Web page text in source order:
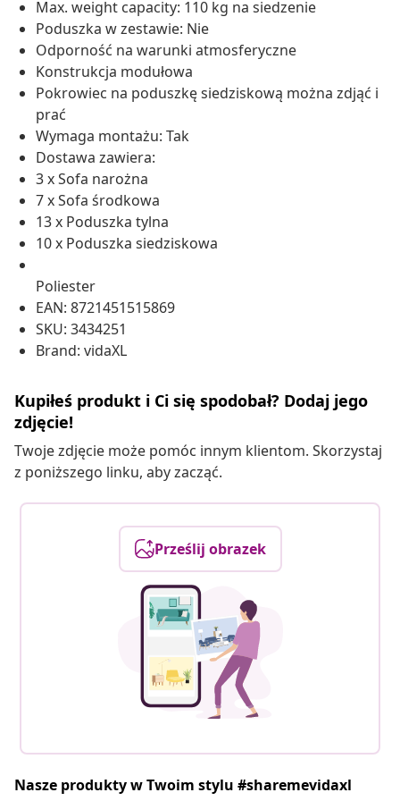
Max. weight capacity: 110 kg na siedzenie
Poduszka w zestawie: Nie
Odporność na warunki atmosferyczne
Konstrukcja modułowa
Pokrowiec na poduszkę siedziskową można zdjąć i
prać
Wymaga montażu: Tak
Dostawa zawiera:
3 x Sofa narożna
7 x Sofa środkowa
13 x Poduszka tylna
10 x Poduszka siedziskowa
Poliester
EAN: 8721451515869
SKU: 3434251
Brand: vidaXL
Kupiłeś produkt i Ci się spodobał? Dodaj jego
zdjęcie!
Twoje zdjęcie może pomóc innym klientom. Skorzystaj
z poniższego linku, aby zacząć.
Prześlij obrazek
Nasze produkty w Twoim stylu #sharemevidaxl